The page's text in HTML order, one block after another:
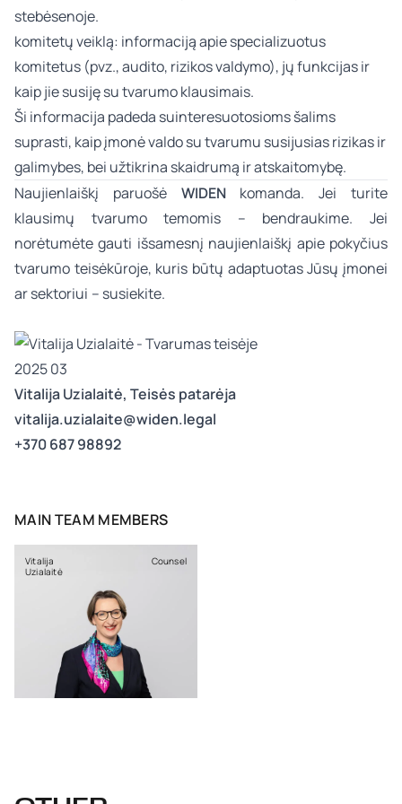
stebėsenoje.​
komitetų veiklą: informaciją apie specializuotus
komitetus (pvz., audito, rizikos valdymo), jų funkcijas ir
kaip jie susiję su tvarumo klausimais.​
Ši informacija padeda suinteresuotosioms šalims
suprasti, kaip įmonė valdo su tvarumu susijusias rizikas ir
galimybes, bei užtikrina skaidrumą ir atskaitomybę.
Naujienlaiškį paruošė WIDENkomanda. Jei turite
klausimų tvarumo temomis – bendraukime. Jei
norėtumėte gauti išsamesnį naujienlaiškį apie pokyčius
tvarumo teisėkūroje, kuris būtų adaptuotas Jūsų įmonei
ar sektoriui – susiekite.
Vitalija Uzialaitė, Teisės patarėja
vitalija.uzialaite@widen.legal
+370 687 98892
MAIN TEAM MEMBERS
Vitalija
Uzialaitė
Counsel